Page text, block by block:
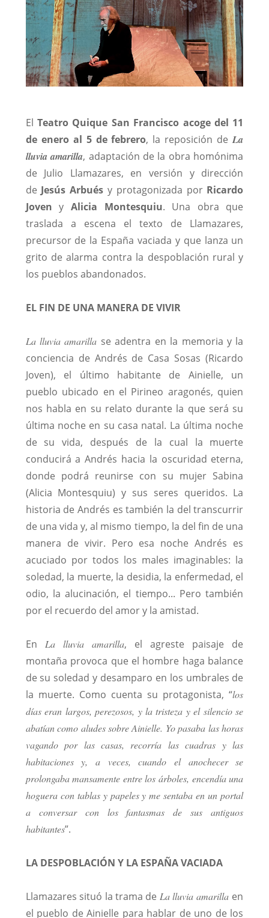
El Teatro Quique San Francisco acoge del 11
de enero al 5 de febrero, la reposición deLa
lluvia amarilla, adaptación de la obra homónima
de Julio Llamazares, en versión y dirección
de Jesús Arbués y protagonizada por Ricardo
Joven y Alicia Montesquiu. Una obra que
traslada a escena el texto de Llamazares,
precursor de la España vaciada y que lanza un
grito de alarma contra la despoblación rural y
los pueblos abandonados.
EL FIN DE UNA MANERA DE VIVIR
La lluvia amarilla se adentra en la memoria y la
conciencia de Andrés de Casa Sosas (Ricardo
Joven), el último habitante de Ainielle, un
pueblo ubicado en el Pirineo aragonés, quien
nos habla en su relato durante la que será su
última noche en su casa natal. La última noche
de su vida, después de la cual la muerte
conducirá a Andrés hacia la oscuridad eterna,
donde podrá reunirse con su mujer Sabina
(Alicia Montesquiu) y sus seres queridos. La
historia de Andrés es también la del transcurrir
de una vida y, al mismo tiempo, la del fin de una
manera de vivir. Pero esa noche Andrés es
acuciado por todos los males imaginables: la
soledad, la muerte, la desidia, la enfermedad, el
odio, la alucinación, el tiempo... Pero también
por el recuerdo del amor y la amistad.
En La lluvia amarilla, el agreste paisaje de
montaña provoca que el hombre haga balance
de su soledad y desamparo en los umbrales de
la muerte. Como cuenta su protagonista, “los
días eran largos, perezosos, y la tristeza y el silencio se
abatían como aludes sobre Ainielle. Yo pasaba las horas
vagando por las casas, recorría las cuadras y las
habitaciones y, a veces, cuando el anochecer se
prolongaba mansamente entre los árboles, encendía una
hoguera con tablas y papeles y me sentaba en un portal
a conversar con los fantasmas de sus antiguos
habitantes”.
LA DESPOBLACIÓN Y LA ESPAÑA VACIADA
Llamazares situó la trama de La lluvia amarilla en
el pueblo de Ainielle para hablar de uno de los